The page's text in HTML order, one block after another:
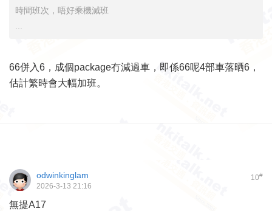
時間班次，唔好乘機減班
66併入6，成個package冇減過車，即係66呢4部車落晒6，
估計繁時會大幅加班。
10#
odwinkinglam
2026-3-13 21:16
無提A17